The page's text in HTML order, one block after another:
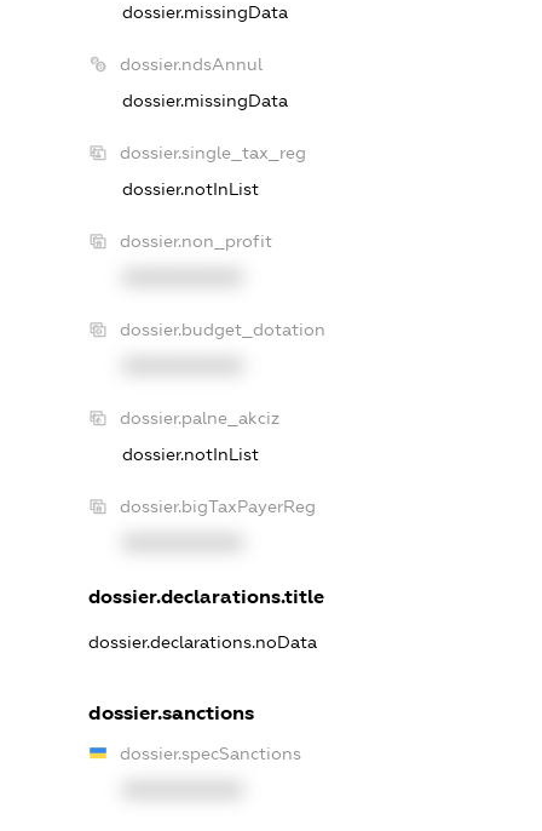
dossier.missingData
dossier.ndsAnnul
dossier.missingData
dossier.single_tax_reg
dossier.notInList
dossier.non_profit
dossier.budget_dotation
dossier.palne_akciz
dossier.notInList
dossier.bigTaxPayerReg
dossier.declarations.title
dossier.declarations.noData
dossier.sanctions
dossier.specSanctions